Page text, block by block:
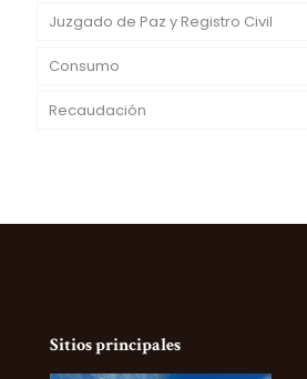
Juzgado de Paz y Registro Civil
Consumo
Recaudación
Sitios principales